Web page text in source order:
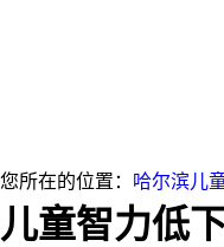
您所在的位置： 哈尔滨儿
儿童智力低